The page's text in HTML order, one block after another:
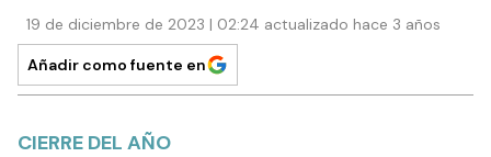
19 de diciembre de 2023 | 02:24 actualizado hace 3 años
Añadir como fuente en
CIERRE DEL AÑO